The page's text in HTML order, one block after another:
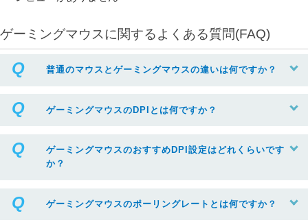
ゲーミングマウスに関するよくある質問(FAQ)
普通のマウスとゲーミングマウスの違いは何ですか？
ゲーミングマウスのDPIとは何ですか？
ゲーミングマウスのおすすめDPI設定はどれくらいです
か？
ゲーミングマウスのポーリングレートとは何ですか？